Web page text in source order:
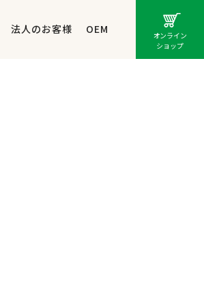
法人のお客様 OEM
オンライン
ショップ